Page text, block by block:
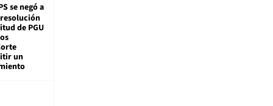
se negó a
de PGU
un